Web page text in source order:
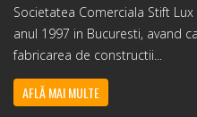
Societatea Comerciala Stift
anul 1997 in Bucuresti, avand
fabricarea de constructii...
AFLĂ MAI MULTE